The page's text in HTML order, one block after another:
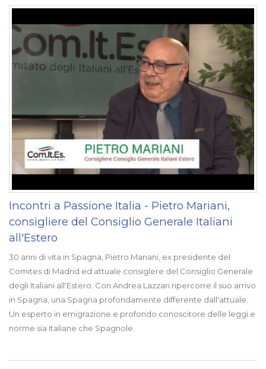
Incontri a Passione Italia - Pietro Mariani,
consigliere del Consiglio Generale Italiani
all'Estero
30 anni di vita in Spagna, Pietro Mariani, ex presidente del
Comites di Madrid ed attuale consiglere del Consiglio Generale
degli Italiani all'Estero. Con Andrea Lazzari ripercorre il suo arrivo
in Spagna, una Spagna profondamente differente dall'attuale.
Un esperto in emigrazione e profondo conoscitore delle leggi e
norme sia Italiane che Spagnole.